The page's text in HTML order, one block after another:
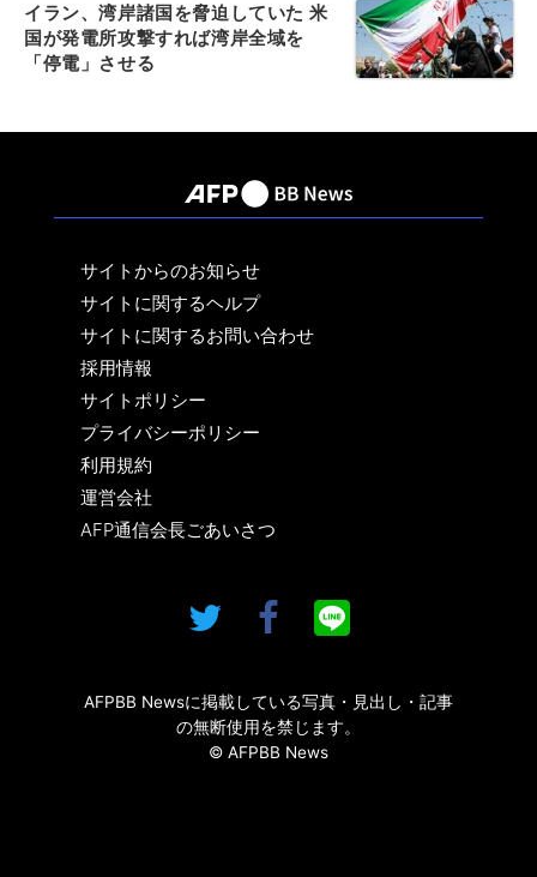
イラン、湾岸諸国を脅迫していた 米
国が発電所攻撃すれば湾岸全域を
「停電」させる
サイトからのお知らせ
サイトに関するヘルプ
サイトに関するお問い合わせ
採用情報
サイトポリシー
プライバシーポリシー
利用規約
運営会社
AFP通信会長ごあいさつ
AFPBB Newsに掲載している写真・見出し・記事
の無断使用を禁じます。
© AFPBB News